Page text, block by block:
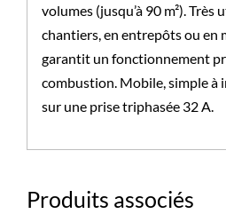
volumes (jusqu’à 90 m²). Très
chantiers, en entrepôts ou en
garantit un fonctionnement
combustion. Mobile, simple à
sur une prise triphasée 32 A.
Produits associés